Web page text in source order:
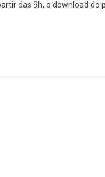
das 9h, o download